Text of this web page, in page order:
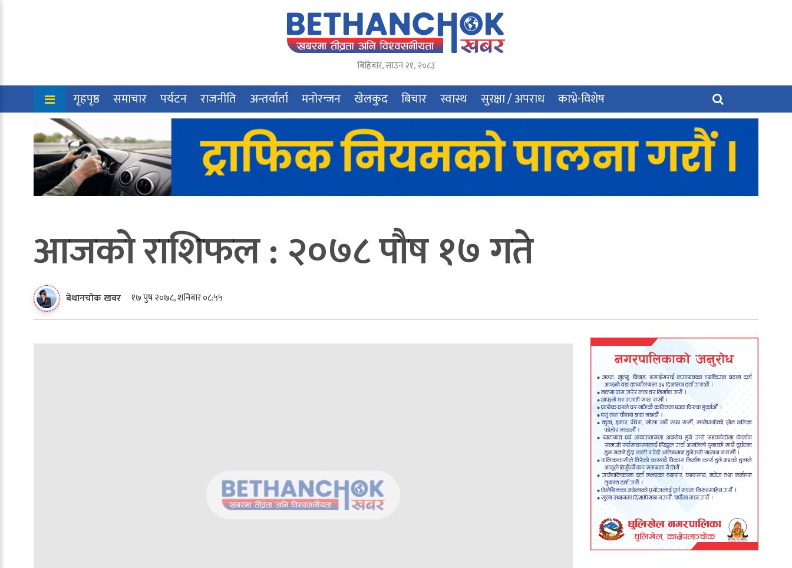
बिहिबार,साउन२१,२०८३
गृहपृष्ठ समाचार पर्यटन राजनीति अन्तर्वार्ता मनोरन्जन खेलकुद बिचार स्वास्थ सुरक्षा / अपराध काभ्रे-विशेष
आजको राशिफल : २०७८ पौष १७ गते
बेथानचोक खबर १७ पुष २०७८, शनिबार ०८:५५